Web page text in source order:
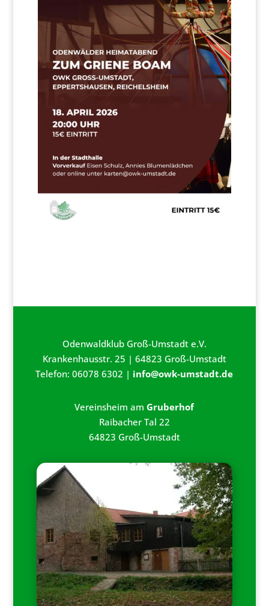
Odenwaldklub Groß-Umstadt e.V.
Krankenhausstr. 25 | 64823 Groß-Umstadt
Telefon: 06078 6302 | info@owk-umstadt.de
Vereinsheim amGruberhof
Raibacher Tal 22
64823 Groß-Umstadt